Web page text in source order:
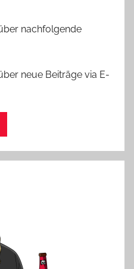
nachfolgende
neue Beiträge via E-